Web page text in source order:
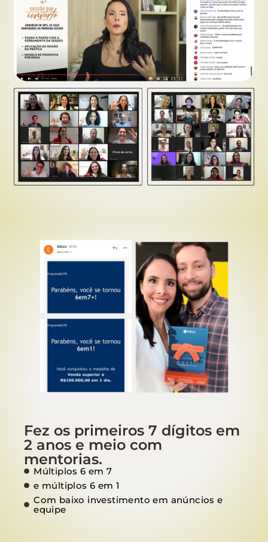
Fez os primeiros 7 dígitos em
2 anos e meio com
mentorias.
Múltiplos 6 em 7
e múltiplos 6 em 1
Com baixo investimento em anúncios e
equipe